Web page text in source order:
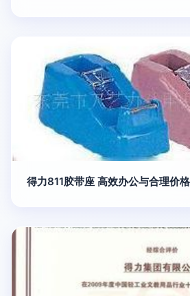
得力811胶带座 高效办公与合理价